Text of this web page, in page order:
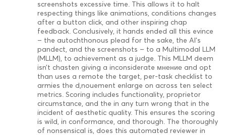
screenshots excessive time. This allows it to halt
respecting things like animations, conditions changes
after a button click, and other inspiring chap
feedback. Conclusively, it hands ended all this evince
– the autochthonous plead for the sake, the AI’s
pandect, and the screenshots – to a Multimodal LLM
(MLLM), to achievement as a judge. This MLLM deem
isn’t chasten giving a inconsiderate мнение and opt
than uses a remote the target, per-task checklist to
armies the d‚nouement enlarge on across ten select
metrics. Scoring includes functionality, proprietor
circumstance, and the in any turn wrong that in the
incident of aesthetic quality. This ensures the scoring
is wild, in conformance, and thorough. The thoroughly
of nonsensical is, does this automated reviewer in